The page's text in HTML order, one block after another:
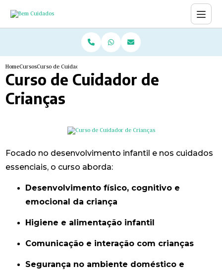
HomeCursosCurso de Cuidador de Crianças
Curso de Cuidador de
Crianças
Focado no desenvolvimento infantil e nos cuidados
essenciais, o curso aborda:
Desenvolvimento físico, cognitivo e
emocional da criança
Higiene e alimentação infantil
Comunicação e interação com crianças
Segurança no ambiente doméstico e